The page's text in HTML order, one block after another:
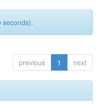
seconds).
previous 1 next